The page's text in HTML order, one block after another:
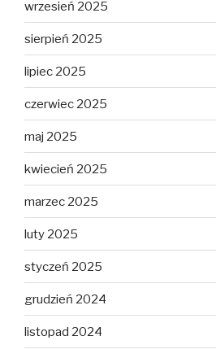
wrzesień 2025
sierpień 2025
lipiec 2025
czerwiec 2025
maj 2025
kwiecień 2025
marzec 2025
luty 2025
styczeń 2025
grudzień 2024
listopad 2024